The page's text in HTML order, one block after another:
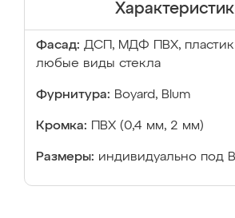
Фасад: ДСП, МДФ ПВХ, пластик
любые виды стекла
Фурнитура: Boyard, Blum
Кромка: ПВХ (0,4 мм, 2 мм)
Размеры: индивидуально под